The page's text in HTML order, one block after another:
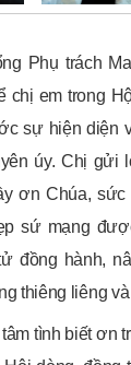
Phụ trách
chị em trong
sự hiện diện
úy. Chị gửi
ơn Chúa,
sứ mạng
đồng hành,
thiêng liêng
tình biết ơn